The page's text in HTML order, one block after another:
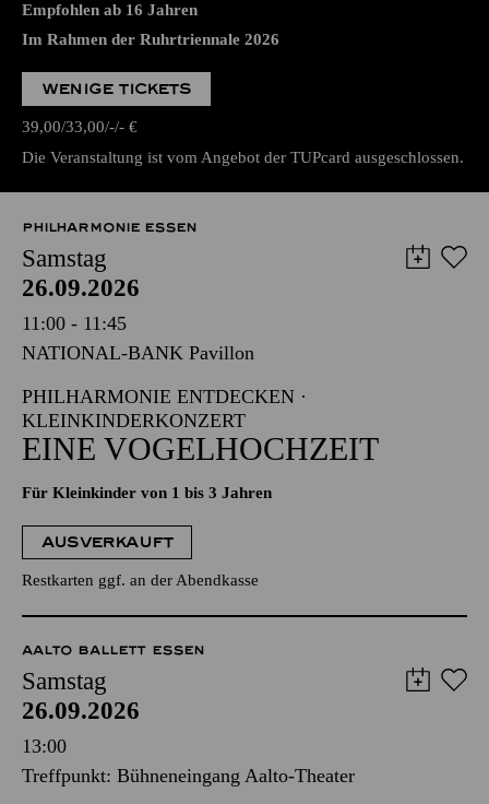
Empfohlen ab 16 Jahren
Im Rahmen der Ruhrtriennale 2026
WENIGE TICKETS
39,00 33,00 - - €
Die Veranstaltung ist vom Angebot der TUPcard ausgeschlossen.
PHILHARMONIE ESSEN
Samstag
26.09.2026
11:00 - 11:45
NATIONAL-BANK Pavillon
PHILHARMONIE ENTDECKEN ·
KLEINKINDERKONZERT
EINE VOGELHOCHZEIT
Für Kleinkinder von 1 bis 3 Jahren
AUSVERKAUFT
Restkarten ggf. an der Abendkasse
AALTO BALLETT ESSEN
Samstag
26.09.2026
13:00
Treffpunkt: Bühneneingang Aalto-Theater